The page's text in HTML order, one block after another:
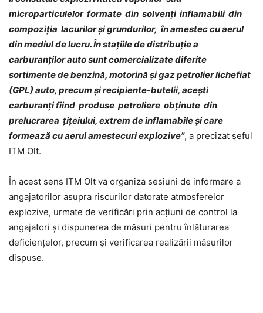
microparticulelor formate din solvenţi inflamabili din
compoziţia lacurilor şi grundurilor, în amestec cu aerul
din mediul de lucru. În staţiile de distribuţie a
carburanţilor auto sunt comercializate diferite
sortimente de benzină, motorină şi gaz petrolier lichefiat
(GPL) auto, precum şi recipiente-butelii, acești
carburanţi fiind produse petroliere obţinute din
prelucrarea ţiţeiului, extrem de inflamabile şi care
formează cu aerul amestecuri explozive”, a precizat șeful
ITM Olt.
În acest sens ITM Olt va organiza sesiuni de informare a
angajatorilor asupra riscurilor datorate atmosferelor
explozive, urmate de verificări prin acțiuni de control la
angajatori și dispunerea de măsuri pentru înlăturarea
deficiențelor, precum și verificarea realizării măsurilor
dispuse.